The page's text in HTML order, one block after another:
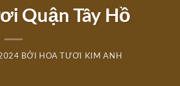
Quận Tây Hồ
BỞI HOA TƯƠI KIM ANH